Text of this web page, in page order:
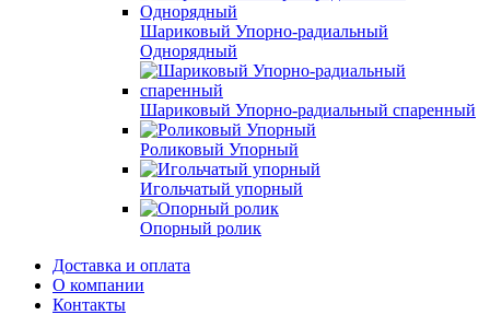
Шариковый Упорно-радиальный
Однорядный
Шариковый Упорно-радиальный спаренный
Роликовый Упорный
Игольчатый упорный
Опорный ролик
Доставка и оплата
О компании
Контакты